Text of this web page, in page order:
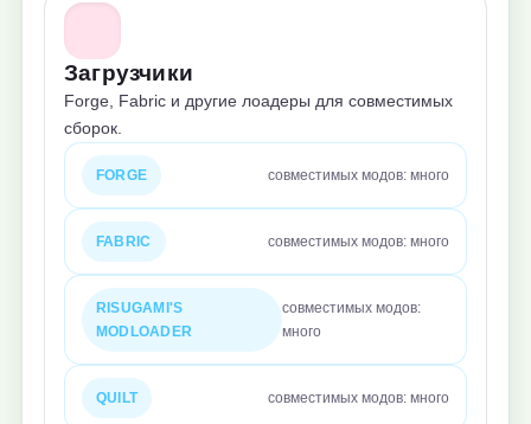
Загрузчики
Forge, Fabric и другие лоадеры для совместимых
сборок.
FORGE совместимых модов: много
FABRIC совместимых модов: много
RISUGAMI'S
MODLOADER
совместимых модов:
много
QUILT совместимых модов: много